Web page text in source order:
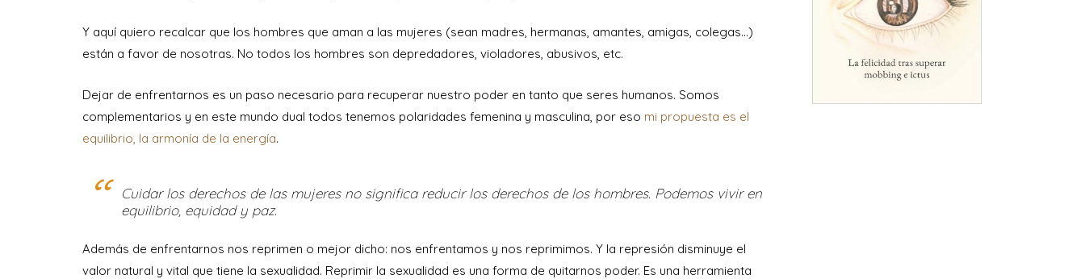
Y aquí quiero recalcar que los hombres que aman a las mujeres (sean madres, hermanas, amantes, amigas, colegas…)
están a favor de nosotras. No todos los hombres son depredadores, violadores, abusivos, etc.
Dejar de enfrentarnos es un paso necesario para recuperar nuestro poder en tanto que seres humanos. Somos
complementarios y en este mundo dual todos tenemos polaridades femenina y masculina, por eso mi propuesta es el
equilibrio, la armonía de la energía.
Cuidar los derechos de las mujeres no significa reducir los derechos de los hombres. Podemos vivir en
equilibrio, equidad y paz.
Además de enfrentarnos nos reprimen o mejor dicho: nos enfrentamos y nos reprimimos. Y la represión disminuye el
valor natural y vital que tiene la sexualidad. Reprimir la sexualidad es una forma de quitarnos poder. Es una herramienta